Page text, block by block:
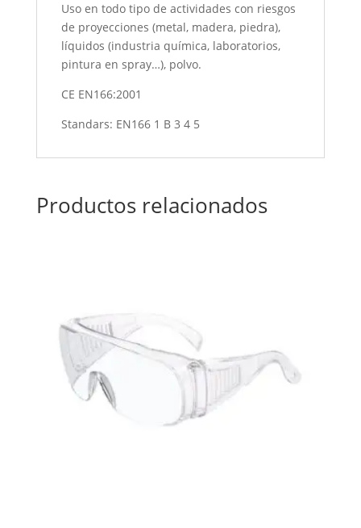
Uso en todo tipo de actividades con riesgos
de proyecciones (metal, madera, piedra),
líquidos (industria química, laboratorios,
pintura en spray…), polvo.
CE EN166:2001
Standars: EN166 1 B 3 4 5
Productos relacionados